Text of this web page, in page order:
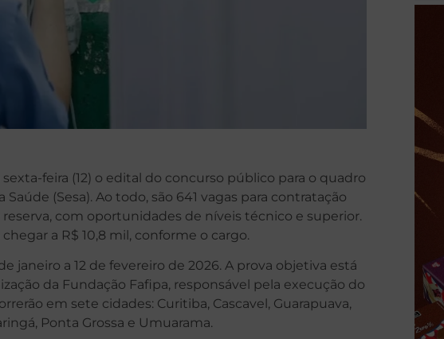
feira (12) o edital do concurso público para o quadro
(Sesa). Ao todo, são 641 vagas para contratação
com oportunidades de níveis técnico e superior.
a R$ 10,8 mil, conforme o cargo.
janeiro a 12 de fevereiro de 2026. A prova objetiva está
da Fundação Fafipa, responsável pela execução do
em sete cidades: Curitiba, Cascavel, Guarapuava,
Ponta Grossa e Umuarama.